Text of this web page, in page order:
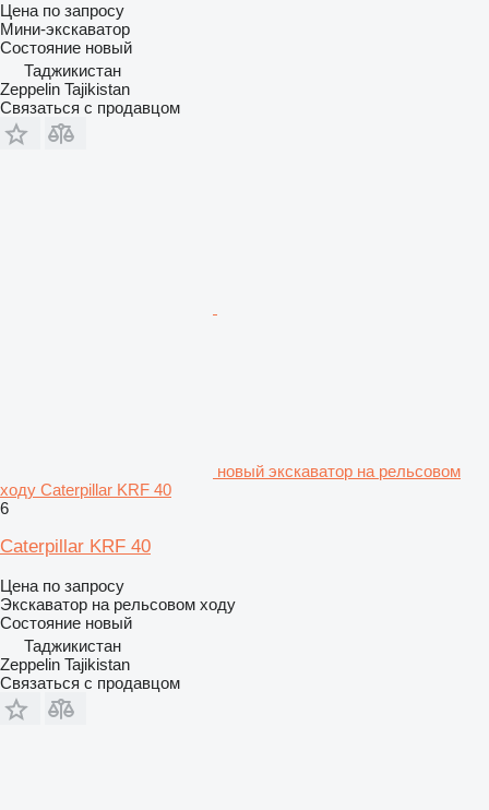
Цена по запросу
Мини-экскаватор
Состояние новый
Таджикистан
Zeppelin Tajikistan
Связаться с продавцом
новый экскаватор на рельсовом
ходу Caterpillar KRF 40
6
Caterpillar KRF 40
Цена по запросу
Экскаватор на рельсовом ходу
Состояние новый
Таджикистан
Zeppelin Tajikistan
Связаться с продавцом